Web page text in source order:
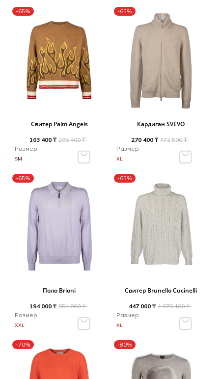
-65%
Свитер Palm Angels
103 400 ₸ 295 400 ₸
Размер
SM
-65%
Кардиган SVEVO
270 400 ₸ 772 500 ₸
Размер
XL
-65%
Поло Brioni
194 000 ₸ 554 000 ₸
Размер
XXL
-65%
Свитер Brunello Cucinelli
447 000 ₸ 1 275 100 ₸
Размер
XL
-70% -80%